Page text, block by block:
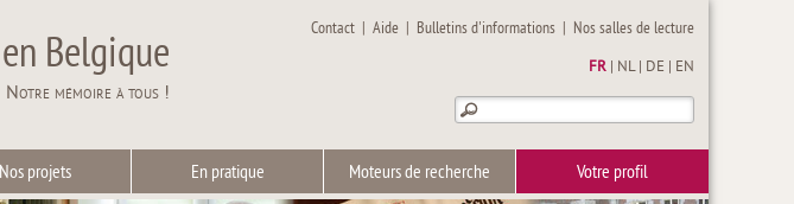
Belgique
Notre mémoire à tous !
Contact |Aide | Bulletins d'informations | Nos salles de lecture
FR NL| DE EN
Nos projets En pratique Moteurs de recherche Votre profil